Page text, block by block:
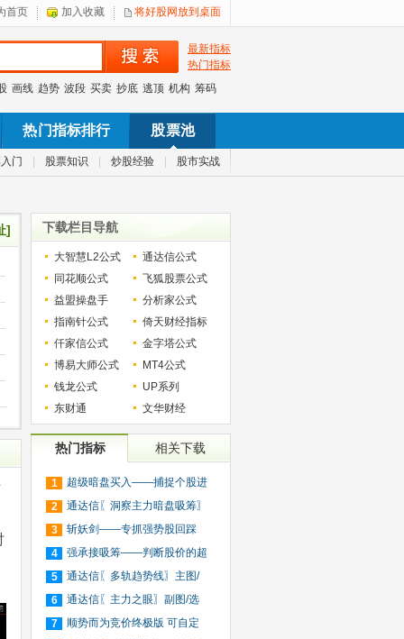
首页 加入收藏 将好股网放到桌面
最新指标
热门指标
画线 趋势 波段 买卖 抄底 逃顶 机构 筹码
热门指标排行 股票池
门 股票知识 炒股经验 股市实战
] 下载栏目导航
大智慧L2公式
通达信公式
同花顺公式
飞狐股票公式
益盟操盘手
分析家公式
指南针公式
倚天财经指标
仟家信公式
金字塔公式
博易大师公式
MT4公式
钱龙公式
UP系列
东财通
文华财经
热门指标 相关下载
1
超级暗盘买入——捕捉个股进
入
2
通达信〖洞察主力暗盘吸筹〗
捕
3
斩妖剑——专抓强势股回踩
20日
4
强承接吸筹——判断股价的超
买
5
通达信〖多轨趋势线〗主图/
选
6
通达信〖主力之眼〗副图/选
股
7
顺势而为竞价终极版 可自定